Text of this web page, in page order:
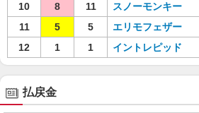
10
8 11 スノーモンキー
11
5 5 エリモフェザー
12
1 1 イントレピッド
払戻金